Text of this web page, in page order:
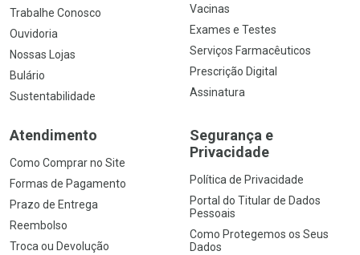
Trabalhe Conosco
Ouvidoria
Nossas Lojas
Bulário
Sustentabilidade
Vacinas
Exames e Testes
Serviços Farmacêuticos
Prescrição Digital
Assinatura
Atendimento
Como Comprar no Site
Formas de Pagamento
Prazo de Entrega
Reembolso
Troca ou Devolução
Segurança e
Privacidade
Política de Privacidade
Portal do Titular de Dados
Pessoais
Como Protegemos os Seus
Dados